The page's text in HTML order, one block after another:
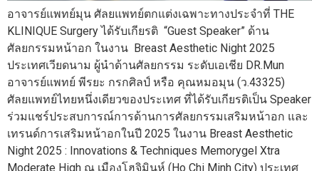
อาจารย์แพทย์มุน ศัลยแพทย์ตกแต่งเฉพาะทางประจำที่ THE
KLINIQUE Surgery ได้รับเกียรติ “Guest Speaker” ด้าน
ศัลยกรรมหน้าอก ในงาน Breast Aesthetic Night 2025
ประเทศเวียดนาม ผู้นำด้านศัลยกรรม ระดับเอเชีย DR.Mun
อาจารย์แพทย์ พีรยะ กรกศิลป์ หรือ คุณหมอมุน (ว.43325)
ศัลยแพทย์ไทยหนึ่งเดียวของประเทศ ที่ได้รับเกียรติเป็น Speaker
ร่วมแชร์ประสบการณ์การด้านการศัลยกรรมเสริมหน้าอก และ
เทรนด์การเสริมหน้าอกในปี 2025 ในงาน Breast Aesthetic
Night 2025 : Innovations & Techniques Memorygel Xtra
Moderate High ณ เมืองโฮจิมินห์ (Ho Chi Minh City) ประเทศ